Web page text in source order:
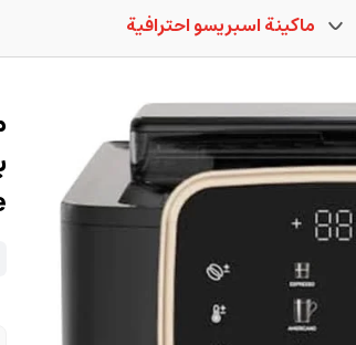
ماكينة اسبريسو احترافية